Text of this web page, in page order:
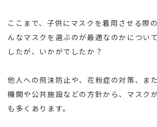
ここまで、子供にマスクを着用させる際
んなマスクを選ぶのが最適なのかについ
したが、いかがでしたか？
他人への飛沫防止や、花粉症の対策、ま
機関や公共施設などの方針から、マスク
も多くあります。